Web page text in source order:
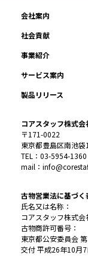
会社案内
社会貢献
事業紹介
サービス案内
製品リリース
コアスタッフ株式会
〒171-0022
東京都豊島区南池
TEL：03-5954-
mail：
古物営業法に基づく
氏名又は名称：
コアスタッフ株式会
古物商許可番号：
東京都公安委員会
交付 平成26年10月7